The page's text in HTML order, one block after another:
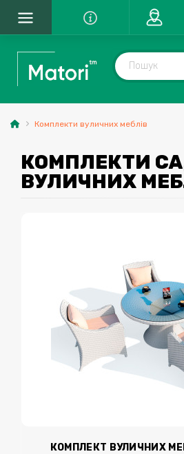
Комплекти вуличних меблів
КОМПЛЕКТИ
ВУЛИЧНИХ
КОМПЛЕКТ ВУЛИЧНИХ